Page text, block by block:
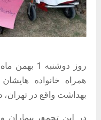
همراه خانواده
بهداشت واقع در
در این تجمع، بیماران